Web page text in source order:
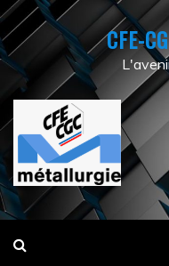
Skip
to
content
CFE-